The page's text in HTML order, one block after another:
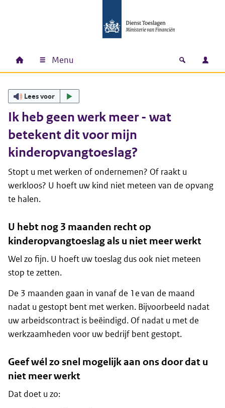
Hoofdnavigatie
Home Menu Open
Lees voor
Ik heb geen werk meer - wat
betekent dit voor mijn
kinderopvangtoeslag?
Stopt u met werken of ondernemen? Of raakt u
werkloos? U hoeft uw kind niet meteen van de opvang
te halen.
U hebt nog 3 maanden recht op
kinderopvangtoeslag als u niet meer werkt
Wel zo fijn. U hoeft uw toeslag dus ook niet meteen
stop te zetten.
De 3 maanden gaan in vanaf de 1e van de maand
nadat u gestopt bent met werken. Bijvoorbeeld nadat
uw arbeidscontract is beëindigd. Of nadat u met de
werkzaamheden voor uw bedrijf bent gestopt.
Geef wél zo snel mogelijk aan ons door dat u
niet meer werkt
Dat doet u zo: